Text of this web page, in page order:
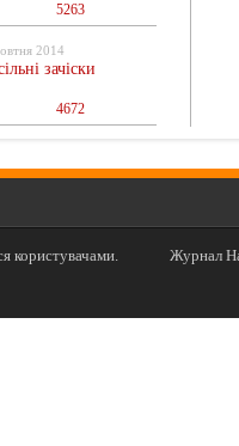
5263
2014
зачіски
4672
користувачами. Журнал